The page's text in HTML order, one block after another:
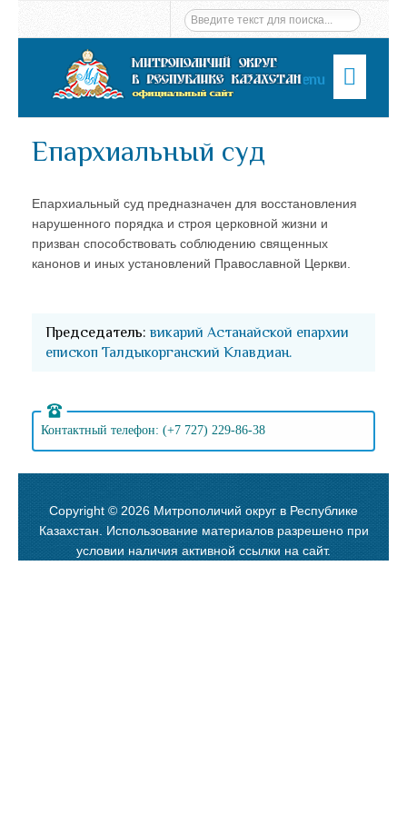
Menu
Епархиальный суд
Епархиальный суд предназначен для восстановления
нарушенного порядка и строя церковной жизни и
призван способствовать соблюдению священных
канонов и иных установлений Православной Церкви.
Председатель: викарий Астанайской епархии
епископ Талдыкорганский Клавдиан.
Контактный телефон: (+7 727) 229-86-38
Copyright © 2026 Митрополичий округ в Республике
Казахстан. Использование материалов разрешено при
условии наличия активной ссылки на сайт.